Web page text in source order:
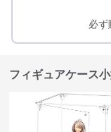
必ず
フィギュアケース